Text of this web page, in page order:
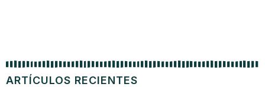
ARTÍCULOS RECIENTES